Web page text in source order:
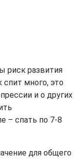
риск развития
спит много, это
и о других
– спать по 7-8
для общего